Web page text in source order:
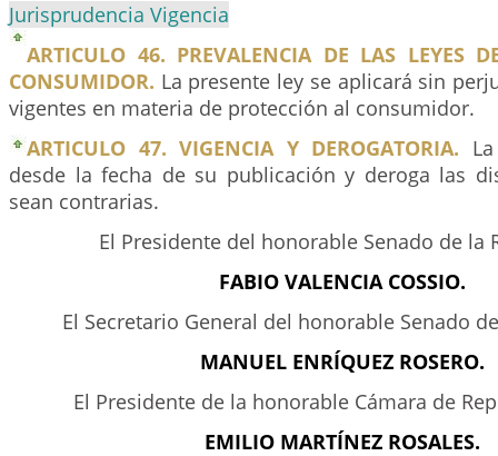
Jurisprudencia Vigencia
ARTICULO 46. PREVALENCIA DE LAS LEYES
CONSUMIDOR. La presente ley se aplicará sin
vigentes en materia de protección al consumidor.
ARTICULO 47. VIGENCIA Y DEROGATORIA.
desde la fecha de su publicación y deroga las
sean contrarias.
El Presidente del honorable Senado de la
FABIO VALENCIA COSSIO.
El Secretario General del honorable Senado
MANUEL ENRÍQUEZ ROSERO.
El Presidente de la honorable Cámara de
EMILIO MARTÍNEZ ROSALES.